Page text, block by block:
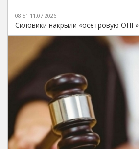
08:51 11.07.2026
Силовики накрыли «осетровую ОПГ»